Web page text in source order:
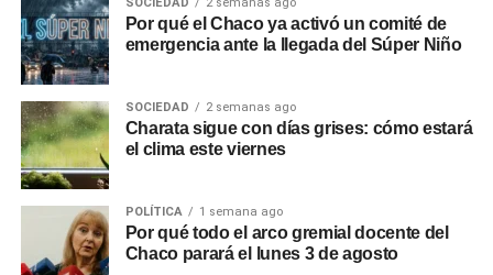
Por qué el Chaco ya activó un comité de
emergencia ante la llegada del Súper Niño
SOCIEDAD 2 semanas ago
Charata sigue con días grises: cómo estará
el clima este viernes
POLÍTICA 1 semana ago
Por qué todo el arco gremial docente del
Chaco parará el lunes 3 de agosto